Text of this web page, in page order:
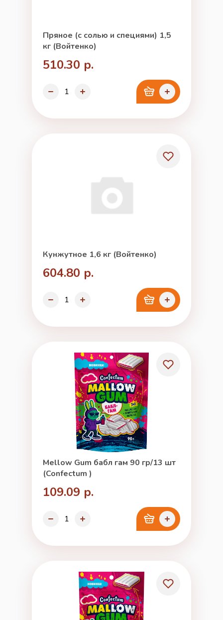
Пряное (с солью и специями) 1,5
кг (Войтенко)
510.30 р.
Кунжутное 1,6 кг (Войтенко)
604.80 р.
Mellow Gum бабл гам 90 гр/13 шт
(Confectum )
109.09 р.